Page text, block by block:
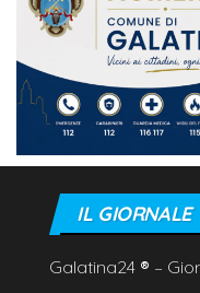
IL GIORNALE
Galatina24 ® –